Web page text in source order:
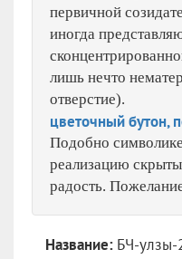
первичной
иногда
лишь нечто
отверстие).
цветочный бутон,
Подобно
реализацию
радость.
Название: БЧ-улзы-